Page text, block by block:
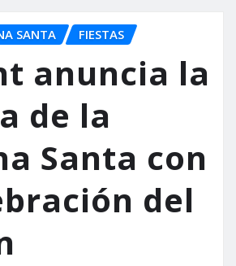
SANTA FIESTAS
anuncia la
de la
Santa con
del